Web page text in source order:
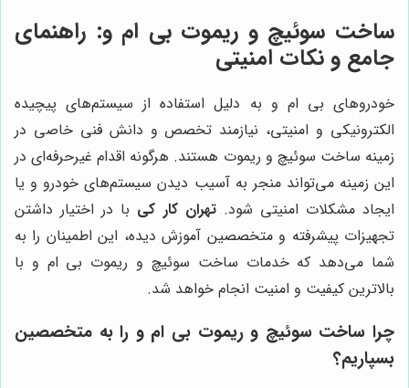
ساخت سوئیچ و ریموت بی ام و: راهنمای
جامع و نکات امنیتی
خودروهای بی ام و به دلیل استفاده از سیستم‌های پیچیده
الکترونیکی و امنیتی، نیازمند تخصص و دانش فنی خاصی در
زمینه ساخت سوئیچ و ریموت هستند. هرگونه اقدام غیرحرفه‌ای در
این زمینه می‌تواند منجر به آسیب دیدن سیستم‌های خودرو و یا
ایجاد مشکلات امنیتی شود.تهران کار کی با در اختیار داشتن
تجهیزات پیشرفته و متخصصین آموزش دیده، این اطمینان را به
شما می‌دهد که خدمات ساخت سوئیچ و ریموت بی ام و با
بالاترین کیفیت و امنیت انجام خواهد شد.
چرا ساخت سوئیچ و ریموت بی ام و را به متخصصین
بسپاریم؟